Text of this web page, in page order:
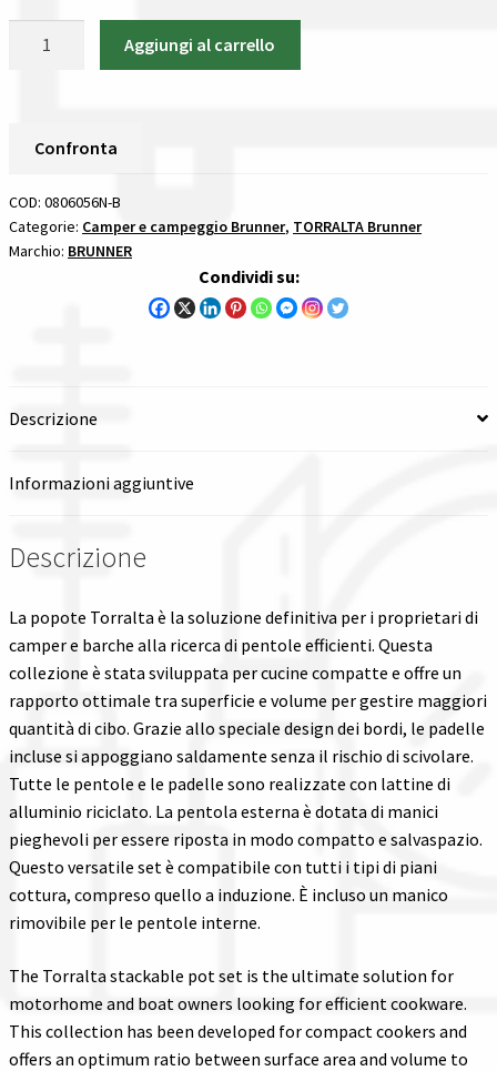
I nostri negozi
Spedizioni in italia
Tutte le categorie dei prodotti
quantità
Aggiungi al carrello
Confronta
COD: 0806056N-B
Categorie: Camper e campeggio Brunner, TORRALTA Brunner
Marchio: BRUNNER
Condividi su:
Descrizione
Informazioni aggiuntive
Descrizione
La popote Torralta è la soluzione definitiva per i proprietari di
camper e barche alla ricerca di pentole efficienti. Questa
collezione è stata sviluppata per cucine compatte e offre un
rapporto ottimale tra superficie e volume per gestire maggiori
quantità di cibo. Grazie allo speciale design dei bordi, le padelle
incluse si appoggiano saldamente senza il rischio di scivolare.
Tutte le pentole e le padelle sono realizzate con lattine di
alluminio riciclato. La pentola esterna è dotata di manici
pieghevoli per essere riposta in modo compatto e salvaspazio.
Questo versatile set è compatibile con tutti i tipi di piani
cottura, compreso quello a induzione. È incluso un manico
rimovibile per le pentole interne.
The Torralta stackable pot set is the ultimate solution for
motorhome and boat owners looking for efficient cookware.
This collection has been developed for compact cookers and
offers an optimum ratio between surface area and volume to